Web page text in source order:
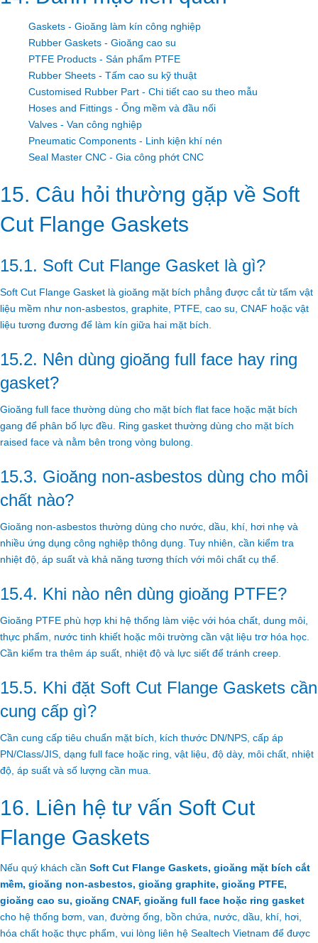
Gaskets - Gioăng làm kín công nghiệp
Rubber Gaskets - Gioăng cao su
PTFE Products - Sản phẩm PTFE
Rubber Sheets - Tấm cao su kỹ thuật
Customised Rubber Part - Chi tiết cao su theo mẫu
Hoses and Fittings - Ống mềm và đầu nối
Valves - Van công nghiệp
Pneumatic Components - Linh kiện khí nén
Seal Master CNC - Gia công phớt CNC
15. Câu hỏi thường gặp về Soft
Cut Flange Gaskets
15.1. Soft Cut Flange Gasket là gì?
Soft Cut Flange Gasket là gioăng mặt bích phẳng được cắt từ tấm vật
liệu mềm như non-asbestos, graphite, PTFE, cao su, CNAF hoặc vật
liệu tương đương để làm kín giữa hai mặt bích.
15.2. Nên dùng gioăng full face hay ring
gasket?
Gioăng full face thường dùng cho mặt bích flat face hoặc mặt bích
gang để phân bố lực đều. Ring gasket thường dùng cho mặt bích
raised face và nằm bên trong vòng bulong.
15.3. Gioăng non-asbestos dùng cho môi
chất nào?
Gioăng non-asbestos thường dùng cho nước, dầu, khí, hơi nhẹ và
nhiều ứng dụng công nghiệp thông dụng. Tuy nhiên, cần kiểm tra
nhiệt độ, áp suất và khả năng tương thích với môi chất cụ thể.
15.4. Khi nào nên dùng gioăng PTFE?
Gioăng PTFE phù hợp khi hệ thống làm việc với hóa chất, dung môi,
thực phẩm, nước tinh khiết hoặc môi trường cần vật liệu trơ hóa học.
Cần kiểm tra thêm áp suất, nhiệt độ và lực siết để tránh creep.
15.5. Khi đặt Soft Cut Flange Gaskets cần
cung cấp gì?
Cần cung cấp tiêu chuẩn mặt bích, kích thước DN/NPS, cấp áp
PN/Class/JIS, dạng full face hoặc ring, vật liệu, độ dày, môi chất, nhiệt
độ, áp suất và số lượng cần mua.
16. Liên hệ tư vấn Soft Cut
Flange Gaskets
Nếu quý khách cần Soft Cut Flange Gaskets, gioăng mặt bích cắt
mềm, gioăng non-asbestos, gioăng graphite, gioăng PTFE,
gioăng cao su, gioăng CNAF, gioăng full face hoặc ring gasket
cho hệ thống bơm, van, đường ống, bồn chứa, nước, dầu, khí, hơi,
hóa chất hoặc thực phẩm, vui lòng liên hệ Sealtech Vietnam để được